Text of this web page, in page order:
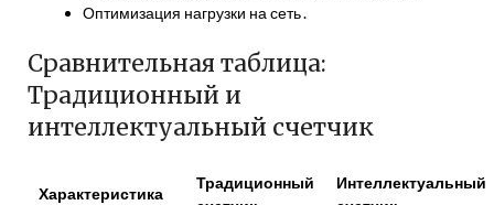
Оптимизация нагрузки на сеть․
Сравнительная таблица:
Традиционный и
интеллектуальный счетчик
Характеристика
Традиционный
Интеллектуальный